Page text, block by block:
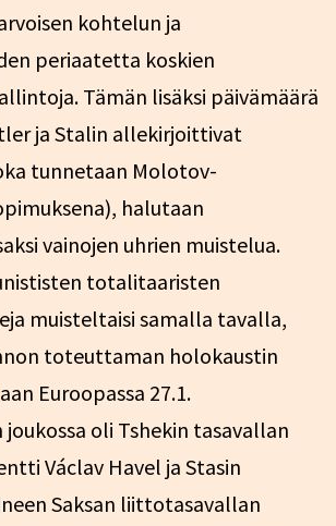
kohtelun ja
periaatetta koskien
Tämän lisäksi päivämäärä
ja Stalin allekirjoittivat
tunnetaan Molotov-
halutaan
vainojen uhrien muistelua.
totalitaaristen
muisteltaisi samalla tavalla,
toteuttaman holokaustin
Euroopassa 27.1.
oli Tshekin tasavallan
Václav Havel ja Stasin
Saksan liittotasavallan